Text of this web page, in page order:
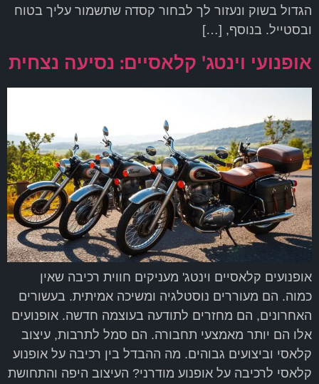
הגדול בשוק ונעזור לך לבחור קסדה שתשמור עליך בטוח
ובסטייל. בנוסף, […]
אופנועי וינטג' קלאסיים: נסיעה נצחית
אופנועים קלאסיים וינטג' מעניקים חווית רכיבה שאין
כמוה. הם מעוררים נוסטלגיה ומשיכה אמיתית. בעשורים
האחרונים, הם מחזרים לתודעה בעוצמה חדשה. אופנועים
אלו הם יותר מאמצעי תחבורה. הם סמל לתרבות, עיצוב
קלאסי וביצועים גבוהים. מה ההבדל בין רכיבה על אופנוע
קלאסי לרכיבה על אופנוע מודרני? העיצוב היפה והתחושת